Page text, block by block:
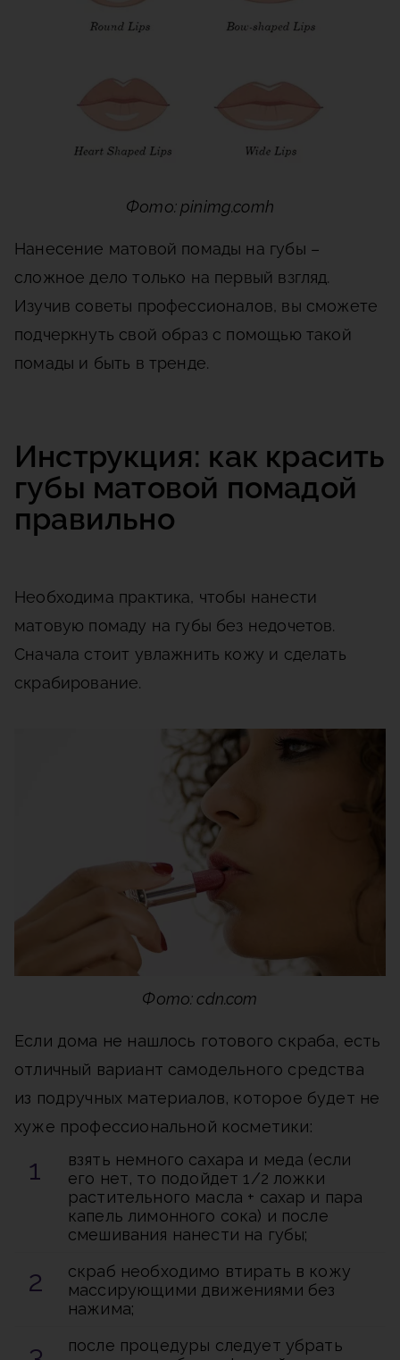
Фото: pinimg.comh
Нанесение матовой помады на губы –
сложное дело только на первый взгляд.
Изучив советы профессионалов, вы сможете
подчеркнуть свой образ с помощью такой
помады и быть в тренде.
Инструкция: как красить
губы матовой помадой
правильно
Необходима практика, чтобы нанести
матовую помаду на губы без недочетов.
Сначала стоит увлажнить кожу и сделать
скрабирование.
Фото: cdn.com
Если дома не нашлось готового скраба, есть
отличный вариант самодельного средства
из подручных материалов, которое будет не
хуже профессиональной косметики:
взять немного сахара и меда (если
его нет, то подойдет 1/2 ложки
растительного масла + сахар и пара
капель лимонного сока) и после
смешивания нанести на губы;
скраб необходимо втирать в кожу
массирующими движениями без
нажима;
после процедуры следует убрать